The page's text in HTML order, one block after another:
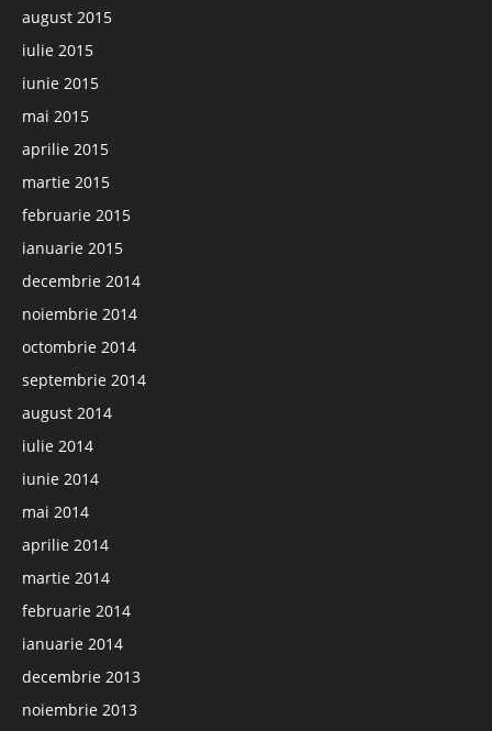
august 2015
iulie 2015
iunie 2015
mai 2015
aprilie 2015
martie 2015
februarie 2015
ianuarie 2015
decembrie 2014
noiembrie 2014
octombrie 2014
septembrie 2014
august 2014
iulie 2014
iunie 2014
mai 2014
aprilie 2014
martie 2014
februarie 2014
ianuarie 2014
decembrie 2013
noiembrie 2013